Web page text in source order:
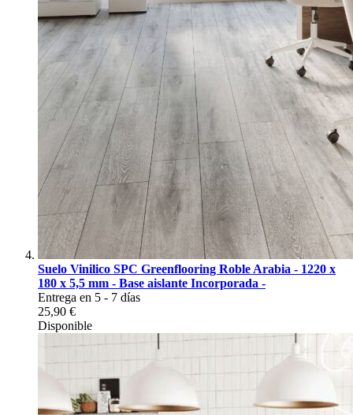
Suelo Vinilico SPC Greenflooring Roble Arabia - 1220 x
180 x 5,5 mm - Base aislante Incorporada -
Entrega en 5 - 7 días
25,90 €
Disponible